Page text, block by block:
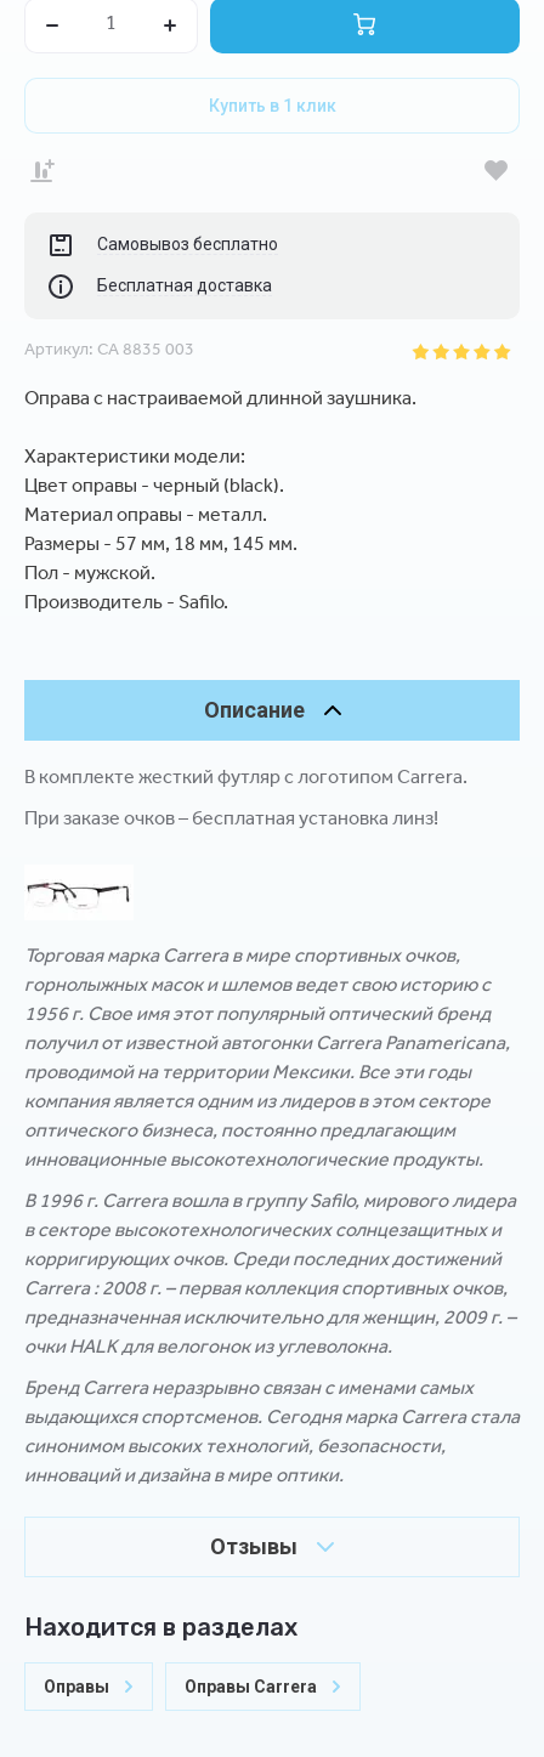
Купить в 1 клик
Самовывоз бесплатно
Бесплатная доставка
Артикул: CA 8835 003
Оправа с настраиваемой длинной заушника.
Характеристики модели:
Цвет оправы - черный (black).
Материал оправы - металл.
Размеры - 57 мм, 18 мм, 145 мм.
Пол - мужской.
Производитель - Safilo.
Описание
В комплекте жесткий футляр с логотипом Carrera.
При заказе очков – бесплатная установка линз!
Торговая марка Carrera в мире спортивных очков,
горнолыжных масок и шлемов ведет свою историю с
1956 г. Свое имя этот популярный оптический бренд
получил от известной автогонки Carrera Panamericana,
проводимой на территории Мексики. Все эти годы
компания является одним из лидеров в этом секторе
оптического бизнеса, постоянно предлагающим
инновационные высокотехнологические продукты.
В 1996 г. Carrera вошла в группу Safilo, мирового лидера
в секторе высокотехнологических солнцезащитных и
корригирующих очков. Среди последних достижений
Carrera : 2008 г. – первая коллекция спортивных очков,
предназначенная исключительно для женщин, 2009 г. –
очки HALK для велогонок из углеволокна.
Бренд Carrera неразрывно связан с именами самых
выдающихся спортсменов. Сегодня марка Carrera стала
синонимом высоких технологий, безопасности,
инноваций и дизайна в мире оптики.
Отзывы
Находится в разделах
Оправы Оправы Carrera